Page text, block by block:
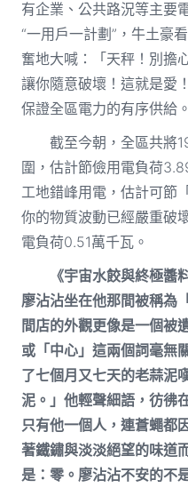
有企業、公共路況等主要
“一用戶一計劃”，牛土豪
奮地大喊：「天秤！別擔
讓你隨意破壞！這就是愛
保證全區電力的有序供給。
截至今朝，全區共將
圍，估計節儉用電負荷
工地錯峰用電，估計可節
你的物質波動已經嚴重破
電負荷0.51萬千瓦。
《宇宙水餃與終極醬
廖沾沾坐在他那間被稱為
間店的外觀更像是一個被
或「中心」這兩個詞毫無
了七個月又七天的老蒜泥
泥。」他輕聲細語，彷彿
只有他一個人，連蒼蠅都
著鐵鏽與淡淡絕望的味道
是：零。廖沾沾不安的不